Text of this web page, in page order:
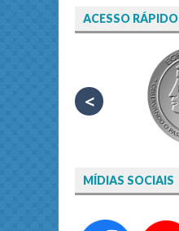
ACESSO RÁPIDO
<
MÍDIAS SOCIAIS